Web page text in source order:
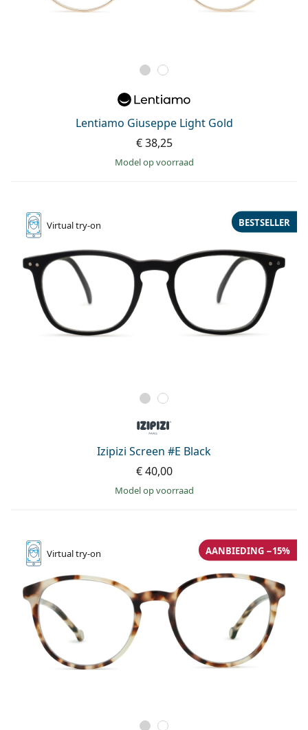
Lentiamo Giuseppe Light Gold
€ 38,25
model op voorraad
Virtualtry-on
Izipizi Screen #E Black
BESTSELLER
€ 40,00
model op voorraad
Virtualtry-on AANBIEDING −15%